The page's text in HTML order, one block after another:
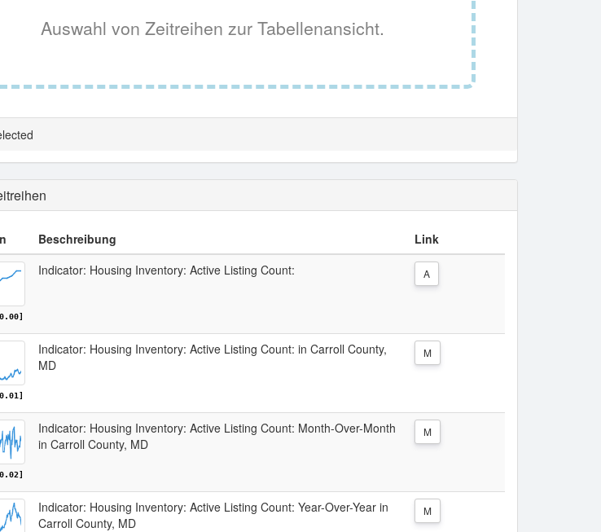
Auswahl von Zeitreihen zur Tabellenansicht.
Beschreibung Link
Indicator: Housing Inventory: Active Listing Count: A
Indicator: Housing Inventory: Active Listing Count: in Carroll County,
MD
M
Indicator: Housing Inventory: Active Listing Count: Month-Over-Month
in Carroll County, MD
M
Indicator: Housing Inventory: Active Listing Count: Year-Over-Year in
Carroll County, MD
M